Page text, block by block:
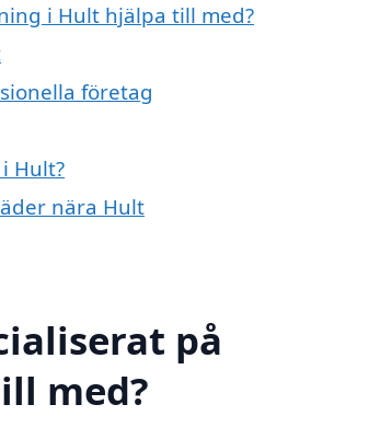
i Hult hjälpa till med?
företag
Hult?
nära Hult
på
med?